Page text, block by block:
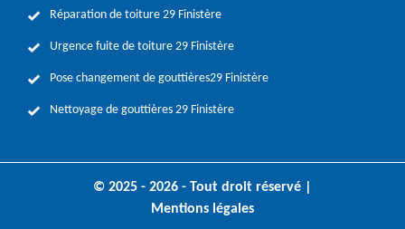
Réparation de toiture 29 Finistère
Urgence fuite de toiture 29 Finistère
Pose changement de gouttières29 Finistère
Nettoyage de gouttières 29 Finistère
© 2025 - 2026 - Tout droit réservé |
Mentions légales